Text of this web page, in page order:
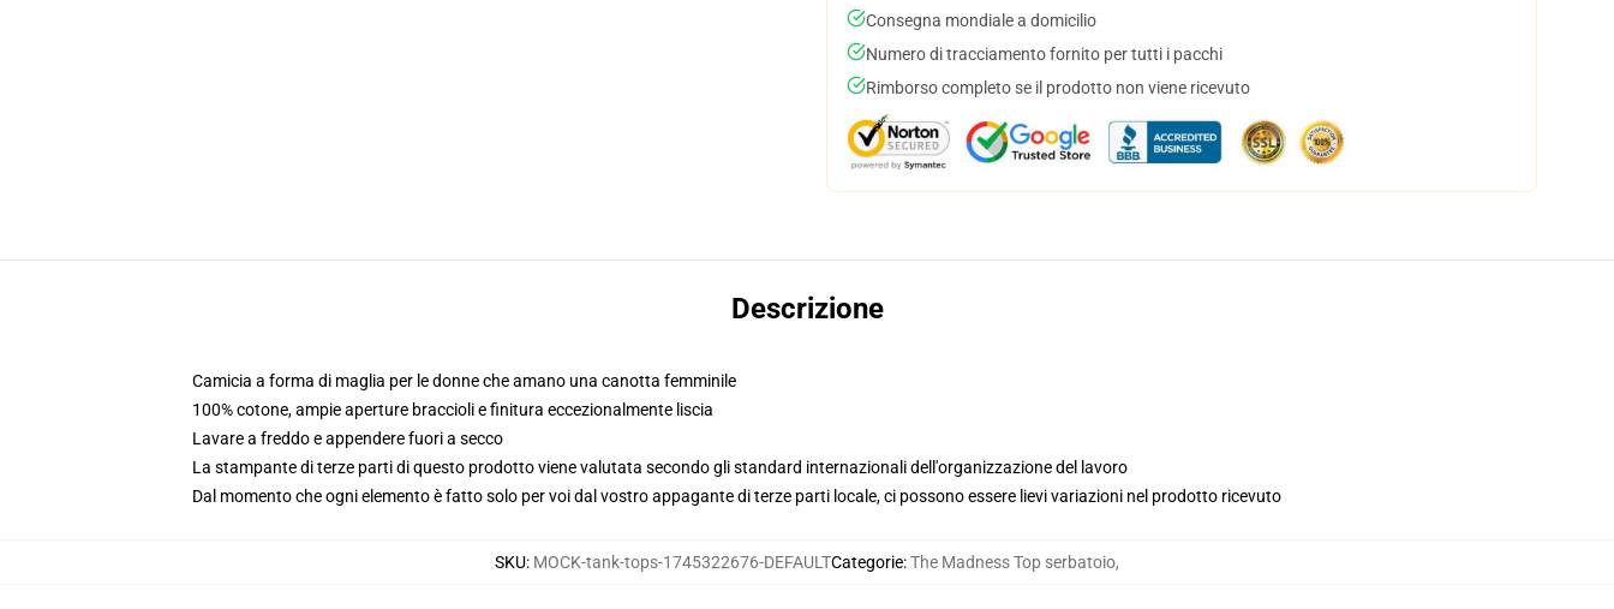
Consegna mondiale a domicilio
Numero di tracciamento fornito per tutti i pacchi
Rimborso completo se il prodotto non viene ricevuto
Descrizione
Camicia a forma di maglia per le donne che amano una canotta femminile
100% cotone, ampie aperture braccioli e finitura eccezionalmente liscia
Lavare a freddo e appendere fuori a secco
La stampante di terze parti di questo prodotto viene valutata secondo gli standard internazionali dell'organizzazione del lavoro
Dal momento che ogni elemento è fatto solo per voi dal vostro appagante di terze parti locale, ci possono essere lievi variazioni nel prodotto ricevuto
SKU: MOCK-tank-tops-1745322676-DEFAULTCategorie:The Madness Top serbatoio,